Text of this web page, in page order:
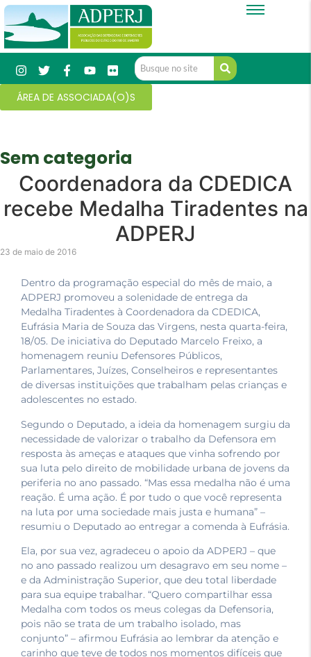
ÁREA DE ASSOCIADA(O)S
Sem categoria
Coordenadora da CDEDICA
recebe Medalha Tiradentes na
ADPERJ
23 de maio de 2016
Dentro da programação especial do mês de maio, a
ADPERJ promoveu a solenidade de entrega da
Medalha Tiradentes à Coordenadora da CDEDICA,
Eufrásia Maria de Souza das Virgens, nesta quarta-feira,
18/05. De iniciativa do Deputado Marcelo Freixo, a
homenagem reuniu Defensores Públicos,
Parlamentares, Juízes, Conselheiros e representantes
de diversas instituições que trabalham pelas crianças e
adolescentes no estado.
Segundo o Deputado, a ideia da homenagem surgiu da
necessidade de valorizar o trabalho da Defensora em
resposta às ameças e ataques que vinha sofrendo por
sua luta pelo direito de mobilidade urbana de jovens da
periferia no ano passado. “Mas essa medalha não é uma
reação. É uma ação. É por tudo o que você representa
na luta por uma sociedade mais justa e humana” –
resumiu o Deputado ao entregar a comenda à Eufrásia.
Ela, por sua vez, agradeceu o apoio da ADPERJ – que
no ano passado realizou um desagravo em seu nome –
e da Administração Superior, que deu total liberdade
para sua equipe trabalhar. “Quero compartilhar essa
Medalha com todos os meus colegas da Defensoria,
pois não se trata de um trabalho isolado, mas
conjunto” – afirmou Eufrásia ao lembrar da atenção e
carinho que teve de todos nos momentos difíceis que